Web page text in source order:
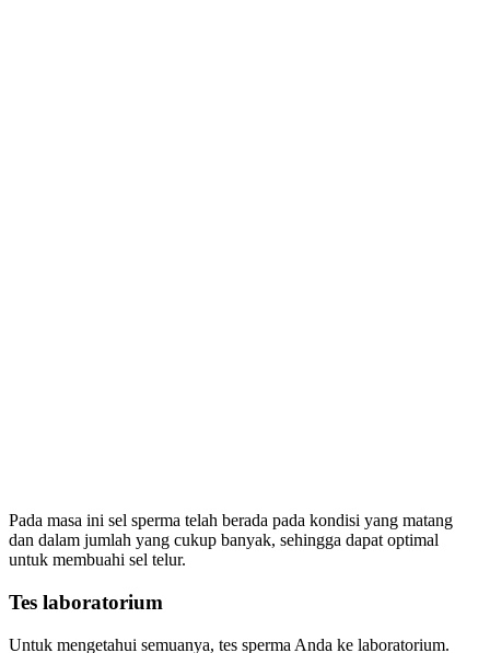
Pada masa ini sel sperma telah berada pada kondisi yang matang
dan dalam jumlah yang cukup banyak, sehingga dapat optimal
untuk membuahi sel telur.
Tes laboratorium
Untuk mengetahui semuanya, tes sperma Anda ke laboratorium.